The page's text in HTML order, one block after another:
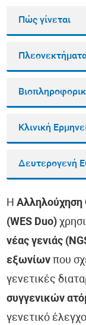
Πώς γίνεται
Κλινική
Δευτερογενή
Η
(WES Duo)
νέας γενιάς
εξωνίων που
γενετικές
συγγενικών
γενετικό